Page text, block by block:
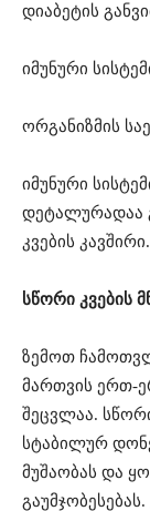
დიაბეტის
იმუნური
ორგანიზმის
იმუნური
დეტალურადაა
კვების კავშირი.
სწორი კვების
ზემოთ
მართვის ერთ-
შეცვლაა.
სტაბილურ
მუშაობას და